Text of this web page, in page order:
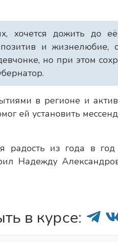
хочется дожить до
и жизнелюбие,
но при этом
в регионе и
ей установить
радость из года в год
Надежду
в курсе: